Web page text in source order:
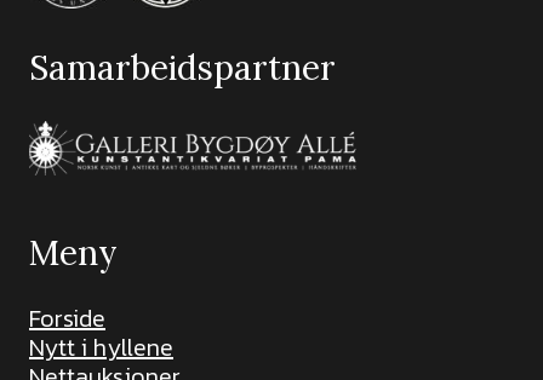
Samarbeidspartner
Meny
Forside
Nytt i hyllene